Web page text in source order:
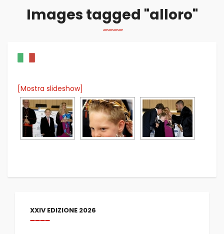
Images tagged "alloro"
[Mostra slideshow]
XXIV EDIZIONE 2026